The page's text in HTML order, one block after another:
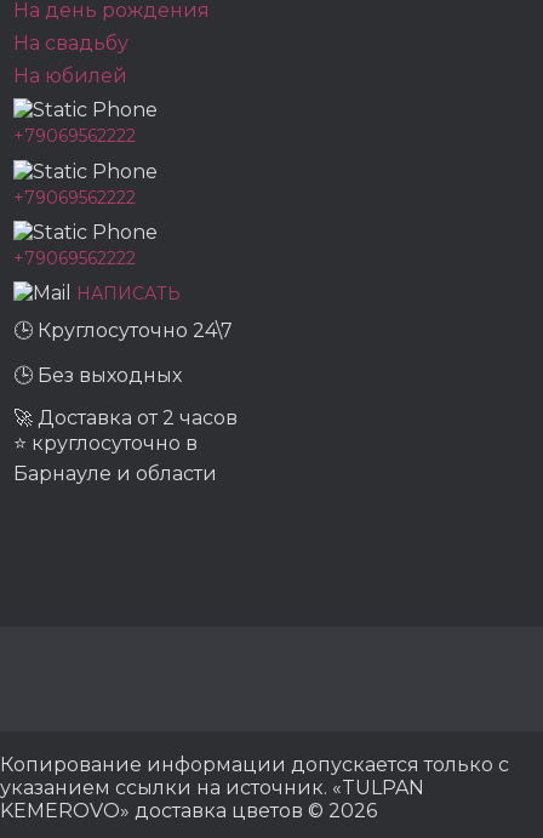
На день рождения
На свадьбу
На юбилей
+79069562222
+79069562222
+79069562222
НАПИСАТЬ
🕒 Круглосуточно 24\7
🕒 Без выходных
🚀 Доставка от 2 часов
⭐ круглосуточно в
Барнауле и области
Копирование информации допускается только с
указанием ссылки на источник. «TULPAN
KEMEROVO» доставка цветов © 2026